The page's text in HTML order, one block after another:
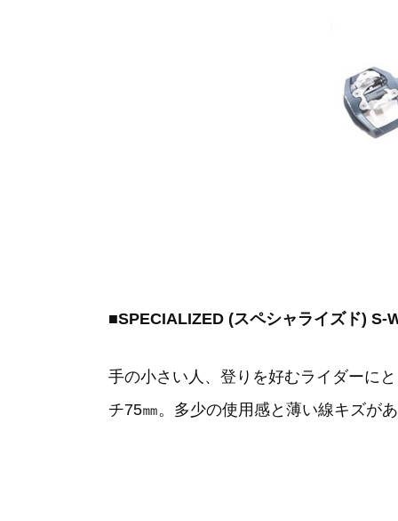
■SPECIALIZED (スペシャライズド)
手の小さい人、登りを好むライダーに
チ75㎜。多少の使用感と薄い線キズが